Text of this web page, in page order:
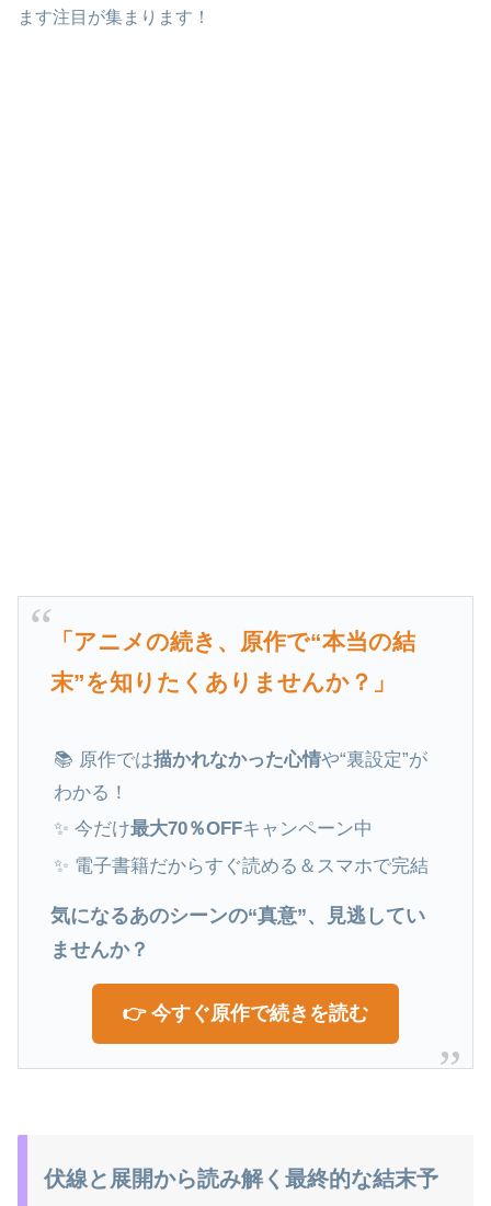
ます注目が集まります！
「アニメの続き、原作で“本当の結
末”を知りたくありませんか？」
📚 原作では描かれなかった心情や“裏設定”が
わかる！
✨ 今だけ最大70％OFFキャンペーン中
✨ 電子書籍だからすぐ読める＆スマホで完結
気になるあのシーンの“真意”、見逃してい
ませんか？
👉 今すぐ原作で続きを読む
伏線と展開から読み解く最終的な結末予